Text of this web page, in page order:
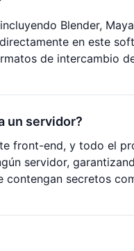
Blender,
en este
de intercambio
un servidor?
front-end, y todo el
servidor,
secretos